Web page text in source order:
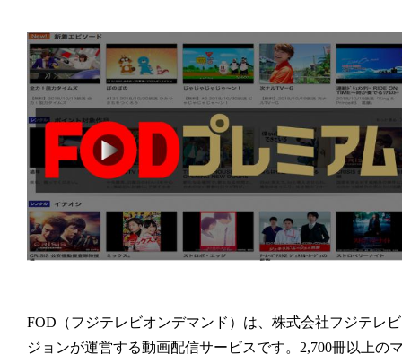
FOD（フジテレビオンデマンド）は、株式会社フジテレビ
ジョンが運営する動画配信サービスです。2,700冊以上の